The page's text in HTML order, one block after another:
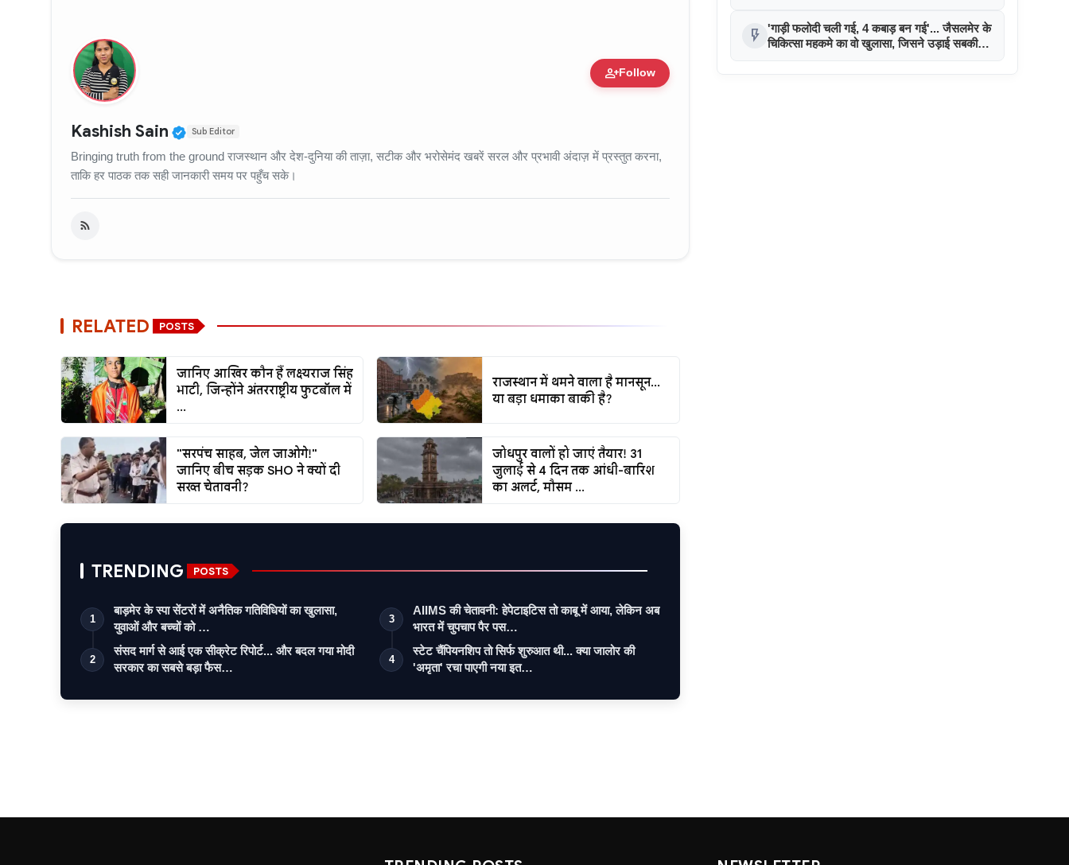
person_addFollow
Kashish Sain Verified Public Figure • 11 Jun, 2026
Sub Editor
Bringing truth from the ground राजस्थान और देश-दुनिया की ताज़ा, सटीक और भरोसेमंद खबरें सरल और प्रभावी अंदाज़ में प्रस्तुत करना,
ताकि हर पाठक तक सही जानकारी समय पर पहुँच सके।
RELATED POSTS
जानिए आखिर कौन हैं लक्ष्यराज सिंह
भाटी, जिन्होंने अंतरराष्ट्रीय फुटबॉल में
...
राजस्थान में थमने वाला है मानसून...
या बड़ा धमाका बाकी है?
"सरपंच साहब, जेल जाओगे!"
जानिए बीच सड़क SHO ने क्यों दी
सख्त चेतावनी?
जोधपुर वालों हो जाएं तैयार! 31
जुलाई से 4 दिन तक आंधी-बारिश
का अलर्ट, मौसम ...
TRENDING POSTS
1
बाड़मेर के स्पा सेंटरों में अनैतिक गतिविधियों का खुलासा,
युवाओं और बच्चों को …
2
संसद मार्ग से आई एक सीक्रेट रिपोर्ट... और बदल गया मोदी
सरकार का सबसे बड़ा फैस…
3
AIIMS की चेतावनी: हेपेटाइटिस तो काबू में आया, लेकिन अब
भारत में चुपचाप पैर पस…
4
स्टेट चैंपियनशिप तो सिर्फ शुरुआत थी... क्या जालोर की
'अमृता' रचा पाएगी नया इत…
flash_on 'गाड़ी फलोदी चली गई, 4 कबाड़ बन गई'... जैसलमेर के
चिकित्सा महकमे का वो खुलासा, जिसने उड़ाई सबकी